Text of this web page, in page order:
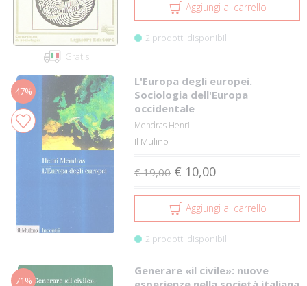
Gratis
Aggiungi al carrello
2 prodotti disponibili
47%
L'Europa degli europei.
Sociologia dell'Europa
occidentale
Mendras Henri
Il Mulino
€ 19,00 € 10,00
Aggiungi al carrello
2 prodotti disponibili
71%
Generare «il civile»: nuove